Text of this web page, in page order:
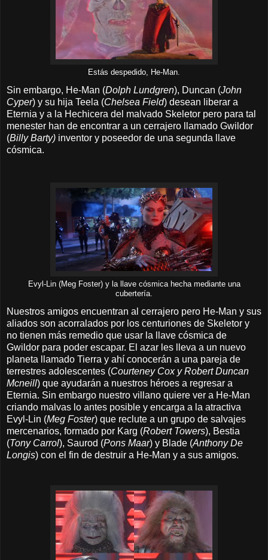
Estás despedido, He-Man.
Sin embargo, He-Man (Dolph Lundgren), Duncan (John
Cyper) y su hija Teela (Chelsea Field) desean liberar a
Eternia y a la Hechicera del malvado Skeletor pero para tal
menester han de encontrar a un cerrajero llamado Gwildor
(Billy Barty) inventor y poseedor de una segunda llave
cósmica.
Evyl-Lin (Meg Foster) y la llave cósmica hecha mediante una
cubertería.
Nuestros amigos encuentran al cerrajero pero He-Man y sus
aliados son acorralados por los centuriones de Skeletor y
no tienen más remedio que usar la llave cósmica de
Gwildor para poder escapar. El azar les lleva a un nuevo
planeta llamado Tierra y ahí conocerán a una pareja de
terrestres adolescentes (Courteney Cox y Robert Duncan
Mcneill) que ayudarán a nuestros héroes a regresar a
Eternia. Sin embargo nuestro villano quiere ver a He-Man
criando malvas lo antes posible y encarga a la atractiva
Evyl-Lin (Meg Foster) que reclute a un grupo de salvajes
mercenarios, formado por Karg (Robert Towers), Bestia
(Tony Carrol), Saurod (Pons Maar) y Blade (Anthony De
Longis) con el fin de destruir a He-Man y a sus amigos.